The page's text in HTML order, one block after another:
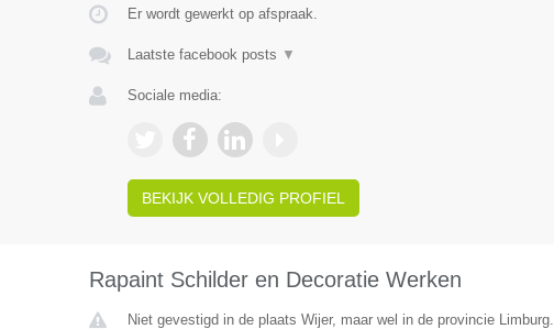
Er wordt gewerkt op afspraak.
Laatste facebook posts ▼
Sociale media:
BEKIJK VOLLEDIG PROFIEL
Rapaint Schilder en Decoratie Werken
Niet gevestigd in de plaats Wijer, maar wel in de provincie Limburg.